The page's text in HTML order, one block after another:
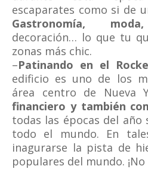
escaparates como si de
Gastronomía,
decoración… lo que tu
zonas más chic.
–Patinando en el
edificio es uno de los
área centro de Nueva
financiero y también
todas las épocas del año
todo el mundo. En
inagurarse la pista de
populares del mundo.